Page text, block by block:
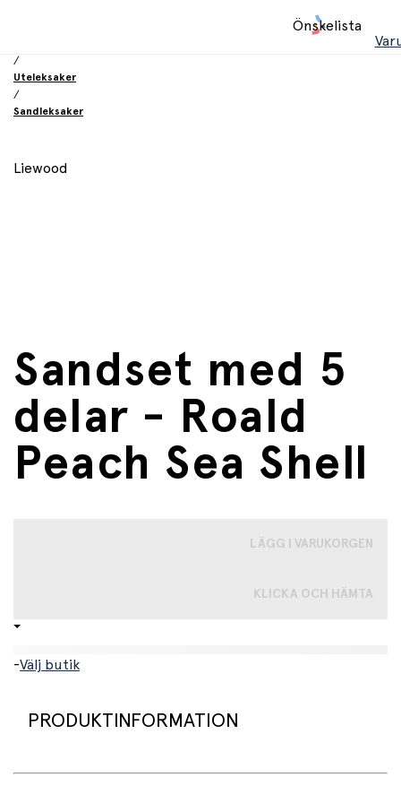
Önskelista
/
Uteleksaker
/
Sandleksaker
Liewood
Sandset med 5
delar - Roald
Peach Sea Shell
LÄGG I VARUKORGEN
KLICKA OCH HÄMTA
-Välj butik
PRODUKTINFORMATION